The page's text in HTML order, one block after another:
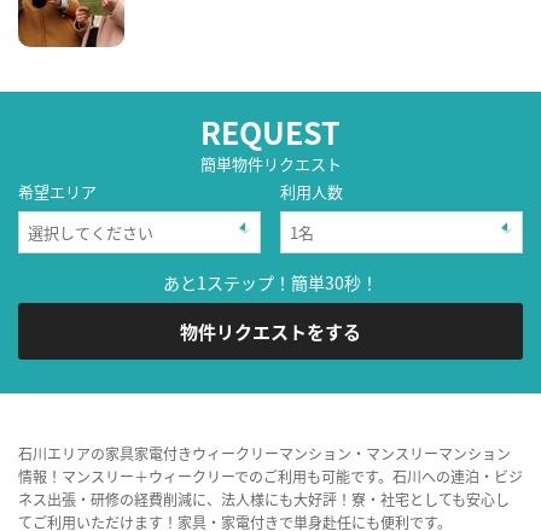
REQUEST
簡単物件リクエスト
希望エリア
利用人数
あと1ステップ！簡単30秒！
物件リクエストをする
石川エリアの家具家電付きウィークリーマンション・マンスリーマンション
情報！マンスリー＋ウィークリーでのご利用も可能です。石川への連泊・ビジ
ネス出張・研修の経費削減に、法人様にも大好評！寮・社宅としても安心し
てご利用いただけます！家具・家電付きで単身赴任にも便利です。